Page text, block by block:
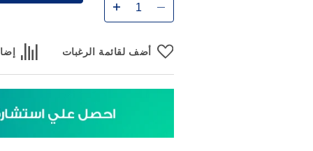
أضف لقائمة الرغبات